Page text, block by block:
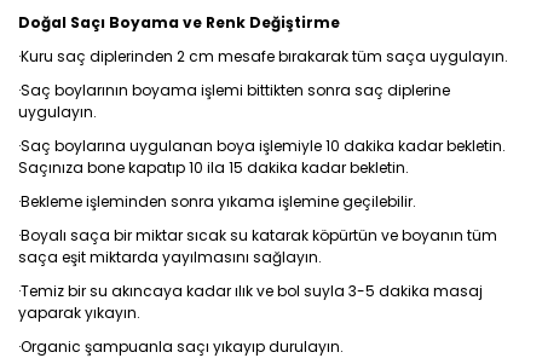
Doğal Saçı Boyama ve Renk Değiştirme
·Kuru saç diplerinden 2 cm mesafe bırakarak tüm saça uygulayın.
·Saç boylarının boyama işlemi bittikten sonra saç diplerine
uygulayın.
·Saç boylarına uygulanan boya işlemiyle 10 dakika kadar bekletin.
Saçınıza bone kapatıp 10 ila 15 dakika kadar bekletin.
·Bekleme işleminden sonra yıkama işlemine geçilebilir.
·Boyalı saça bir miktar sıcak su katarak köpürtün ve boyanın tüm
saça eşit miktarda yayılmasını sağlayın.
·Temiz bir su akıncaya kadar ılık ve bol suyla 3-5 dakika masaj
yaparak yıkayın.
·Organic şampuanla saçı yıkayıp durulayın.